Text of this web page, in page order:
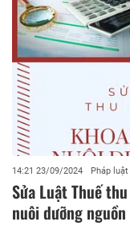
14:21 23/09/2024 Pháp luật
Sửa Luật Thuế
nuôi dưỡng